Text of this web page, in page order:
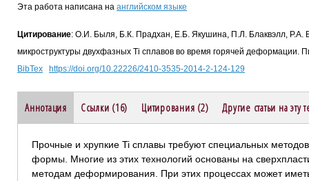
Эта работа написана на английском языке
Цитирование: О.И. Быля, Б.К. Прадхан, Е.Б. Якушина, П.Л. Блаквэлл, Р.А.
микроструктуры двухфазных Ti сплавов во время горячей
BibTex
https://doi.org/10.22226/2410-3535-2014-2-124-129
Аннотация Ссылки (16) Цитирования (2) Другие статьи на эту
Прочные и хрупкие Ti сплавы требуют специальных
формы. Многие из этих технологий основаны на
методам деформирования. При этих процессах может